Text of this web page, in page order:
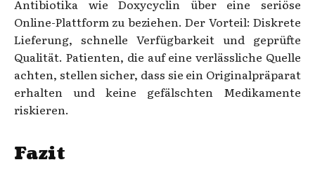
Antibiotika wie Doxycyclin über eine seriöse
Online-Plattform zu beziehen. Der Vorteil: Diskrete
Lieferung, schnelle Verfügbarkeit und geprüfte
Qualität. Patienten, die auf eine verlässliche Quelle
achten, stellen sicher, dass sie ein Originalpräparat
erhalten und keine gefälschten Medikamente
riskieren.
Fazit